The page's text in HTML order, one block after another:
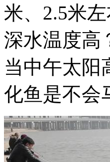
米、2.5米
深水温度高
当中午太阳
化鱼是不会